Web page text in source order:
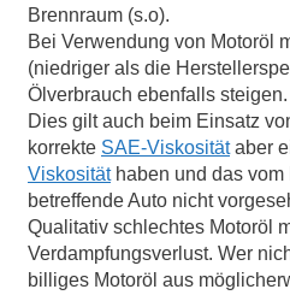
Brennraum (s.o).
Bei Verwendung von Motoröl
(niedriger als die
Ölverbrauch ebenfalls steigen.
Dies gilt auch beim Einsatz
korrekte SAE-Viskositätaber
Viskositäthaben und das vom
betreffende Auto nicht
Qualitativ schlechtes Motoröl
Verdampfungsverlust. Wer
billiges Motoröl aus